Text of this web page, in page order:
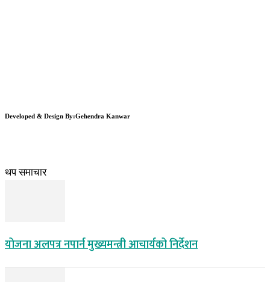
Developed & Design By:Gehendra Kanwar
थप समाचार
योजना अलपत्र नपार्न मुख्यमन्त्री आचार्यको निर्देशन